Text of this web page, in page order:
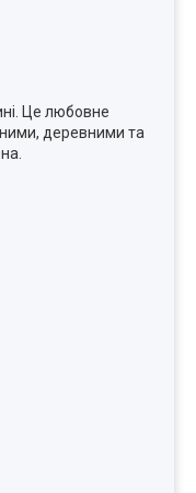
Це любовне
деревними та